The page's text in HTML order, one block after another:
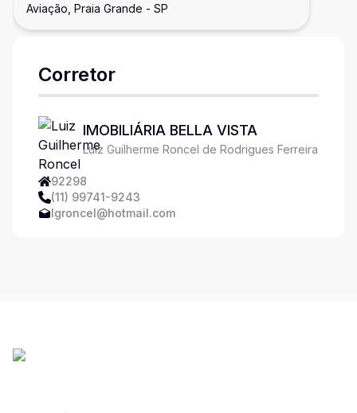
Aviação, Praia Grande - SP
Corretor
IMOBILIÁRIA BELLA VISTA
Luiz Guilherme Roncel de Rodrigues Ferreira
92298
(11) 99741-9243
lgroncel@hotmail.com